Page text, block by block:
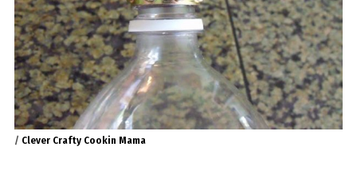
/ Clever Crafty Cookin Mama